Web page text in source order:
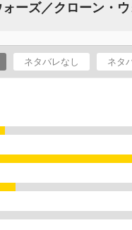
ォーズ／クローン・
ネタバレなし ネタ